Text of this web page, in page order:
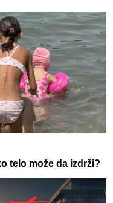
telo može da izdrži?